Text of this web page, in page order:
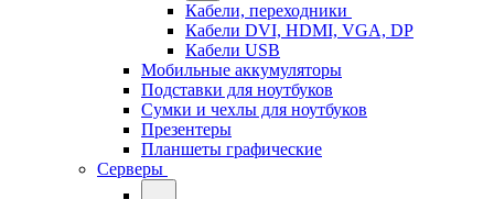
Кабели, переходники
Кабели DVI, HDMI, VGA, DP
Кабели USB
Мобильные аккумуляторы
Подставки для ноутбуков
Сумки и чехлы для ноутбуков
Презентеры
Планшеты графические
Серверы